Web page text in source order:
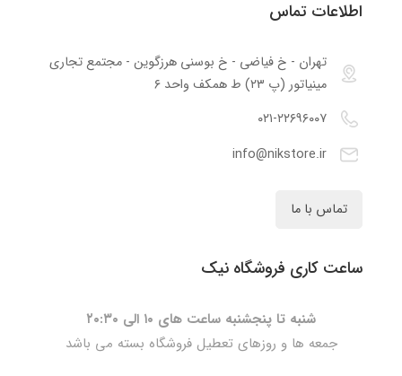
اطلاعات تماس
تهران - خ فیاضی - خ بوسنی هرزگوین - مجتمع تجاری
مینیاتور (پ ۲۳) ط همکف واحد ۶
۰۲۱-۲۲۶۹۶۰۰۷
info@nikstore.ir
تماس با ما
ساعت کاری فروشگاه نیک
شنبه تا پنجشنبه ساعت های ۱۰ الی ۲۰:۳۰
جمعه ها و روزهای تعطیل فروشگاه بسته می باشد